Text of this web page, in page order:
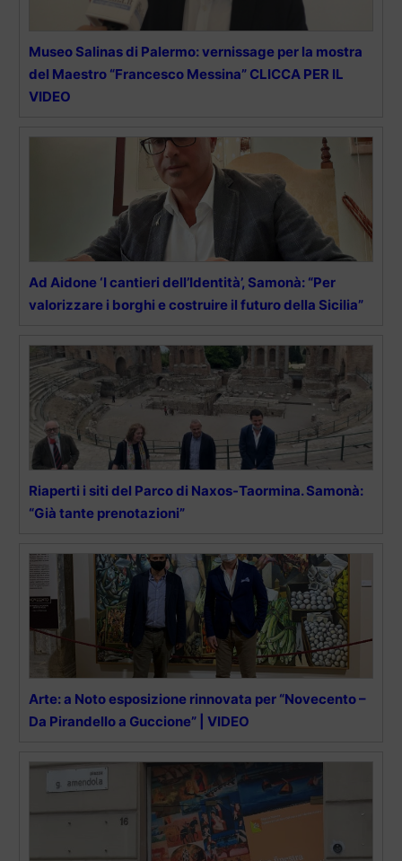
Museo Salinas di Palermo: vernissage per la mostra
del Maestro “Francesco Messina” CLICCA PER IL
VIDEO
Ad Aidone ‘I cantieri dell’Identità’, Samonà: “Per
valorizzare i borghi e costruire il futuro della Sicilia”
Riaperti i siti del Parco di Naxos-Taormina. Samonà:
“Già tante prenotazioni”
Arte: a Noto esposizione rinnovata per “Novecento –
Da Pirandello a Guccione” | VIDEO